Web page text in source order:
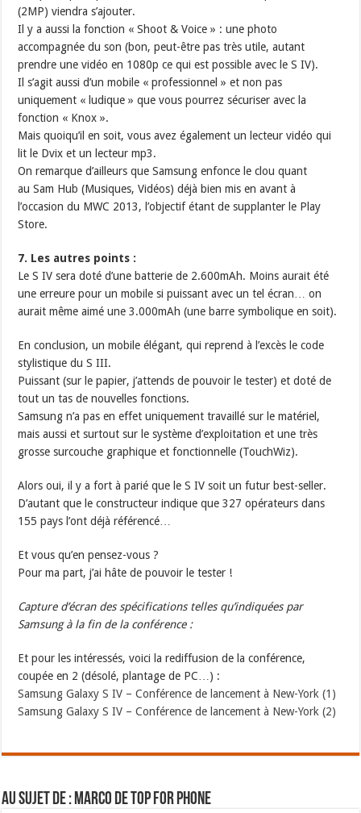
(2MP) viendra s’ajouter.
Il y a aussi la fonction « Shoot & Voice » : une photo
accompagnée du son (bon, peut-être pas très utile, autant
prendre une vidéo en 1080p ce qui est possible avec le S IV).
Il s’agit aussi d’un mobile « professionnel » et non pas
uniquement « ludique » que vous pourrez sécuriser avec la
fonction « Knox ».
Mais quoiqu’il en soit, vous avez également un lecteur vidéo qui
lit le Dvix et un lecteur mp3.
On remarque d’ailleurs que Samsung enfonce le clou quant
au Sam Hub (Musiques, Vidéos) déjà bien mis en avant à
l’occasion du MWC 2013, l’objectif étant de supplanter le Play
Store.
7. Les autres points :
Le S IV sera doté d’une batterie de 2.600mAh. Moins aurait été
une erreure pour un mobile si puissant avec un tel écran… on
aurait même aimé une 3.000mAh (une barre symbolique en soit).
En conclusion, un mobile élégant, qui reprend à l’excès le code
stylistique du S III.
Puissant (sur le papier, j’attends de pouvoir le tester) et doté de
tout un tas de nouvelles fonctions.
Samsung n’a pas en effet uniquement travaillé sur le matériel,
mais aussi et surtout sur le système d’exploitation et une très
grosse surcouche graphique et fonctionnelle (TouchWiz).
Alors oui, il y a fort à parié que le S IV soit un futur best-seller.
D’autant que le constructeur indique que 327 opérateurs dans
155 pays l’ont déjà référencé…
Et vous qu’en pensez-vous ?
Pour ma part, j’ai hâte de pouvoir le tester !
Capture d’écran des spécifications telles qu’indiquées par
Samsung à la fin de la conférence :
Et pour les intéressés, voici la rediffusion de la conférence,
coupée en 2 (désolé, plantage de PC…) :
Samsung Galaxy S IV – Conférence de lancement à New-York (1)
Samsung Galaxy S IV – Conférence de lancement à New-York (2)
Au sujet de : Marco de Top For Phone